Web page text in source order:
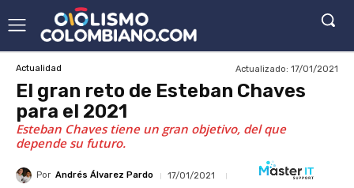
Actualidad Actualizado: 17/01/2021
El gran reto de Esteban Chaves
para el 2021
Esteban Chaves tiene un gran objetivo, del que
depende su futuro.
Por Andrés Álvarez Pardo 17/01/2021